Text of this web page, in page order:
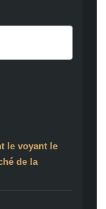
le voyant le
de la